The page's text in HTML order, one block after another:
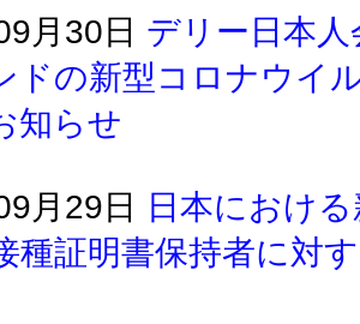
月30日 デリー日本
ドの新型コロナウイ
知らせ
月29日
日本におけ
種証明書保持者に対